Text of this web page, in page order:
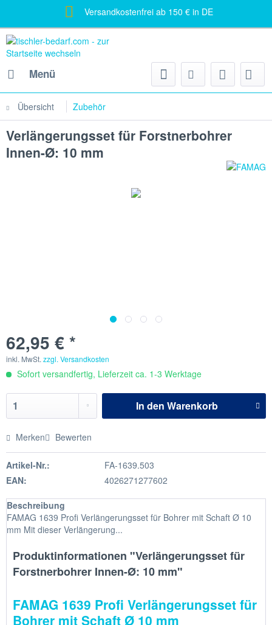
Versandkostenfrei ab 150 € in DE
Menü
Übersicht Zubehör
Verlängerungsset für Forstnerbohrer
Innen-Ø: 10 mm
62,95 € *
inkl. MwSt. zzgl. Versandkosten
Sofort versandfertig, Lieferzeit ca. 1-3 Werktage
In den Warenkorb
Merken Bewerten
Artikel-Nr.:
FA-1639.503
EAN:
4026271277602
Beschreibung
FAMAG 1639 Profi Verlängerungsset für Bohrer mit Schaft Ø 10
mm Mit dieser Verlängerung...
Produktinformationen "Verlängerungsset für
Forstnerbohrer Innen-Ø: 10 mm"
FAMAG 1639 Profi Verlängerungsset für
Bohrer mit Schaft Ø 10 mm